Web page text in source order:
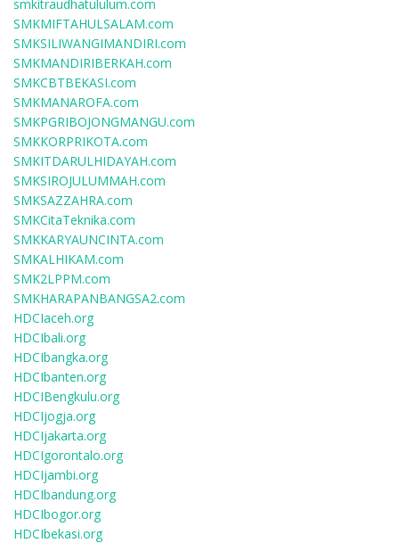
smkitraudhatululum.com
SMKMIFTAHULSALAM.com
SMKSILIWANGIMANDIRI.com
SMKMANDIRIBERKAH.com
SMKCBTBEKASI.com
SMKMANAROFA.com
SMKPGRIBOJONGMANGU.com
SMKKORPRIKOTA.com
SMKITDARULHIDAYAH.com
SMKSIROJULUMMAH.com
SMKSAZZAHRA.com
SMKCitaTeknika.com
SMKKARYAUNCINTA.com
SMKALHIKAM.com
SMK2LPPM.com
SMKHARAPANBANGSA2.com
HDCIaceh.org
HDCIbali.org
HDCIbangka.org
HDCIbanten.org
HDCIBengkulu.org
HDCIjogja.org
HDCIjakarta.org
HDCIgorontalo.org
HDCIjambi.org
HDCIbandung.org
HDCIbogor.org
HDCIbekasi.org